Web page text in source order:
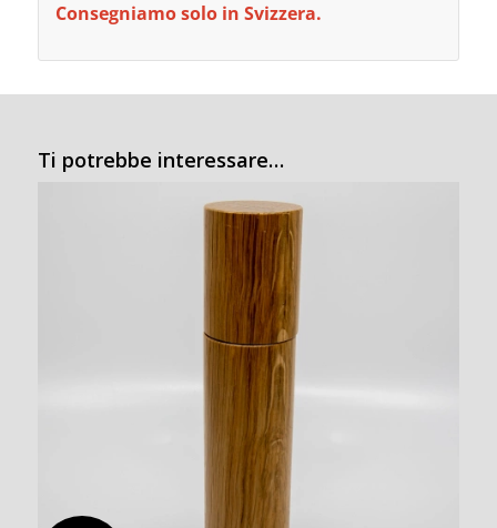
Consegniamo solo in Svizzera.
Ti potrebbe interessare…